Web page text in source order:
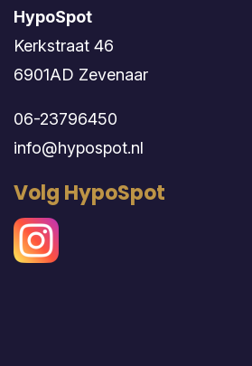
HypoSpot
Kerkstraat 46
6901AD Zevenaar
06-23796450
info@hypospot.nl
Volg HypoSpot